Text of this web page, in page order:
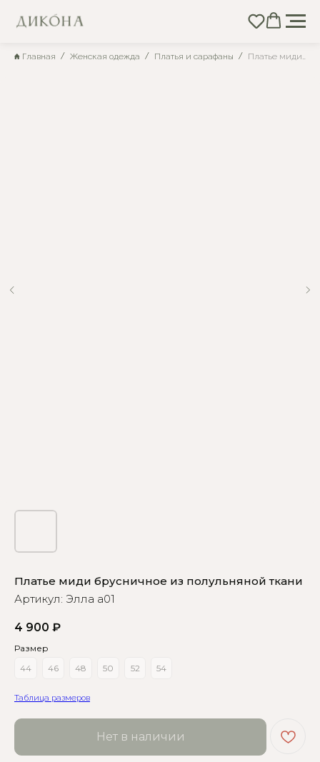
Главная Женская одежда Платья и сарафаны Платье миди брусничное из полульняной ткани
Платье миди брусничное из полульняной ткани
Артикул: Элла а01
4 900 ₽
Размер
44
46 48 50 52 54
Таблица размеров
Нет в наличии